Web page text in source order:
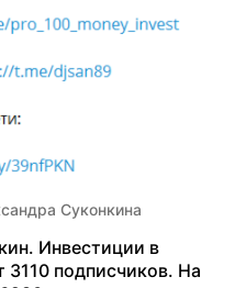
Суконкина
Инвестиции в
3110 подписчиков. На